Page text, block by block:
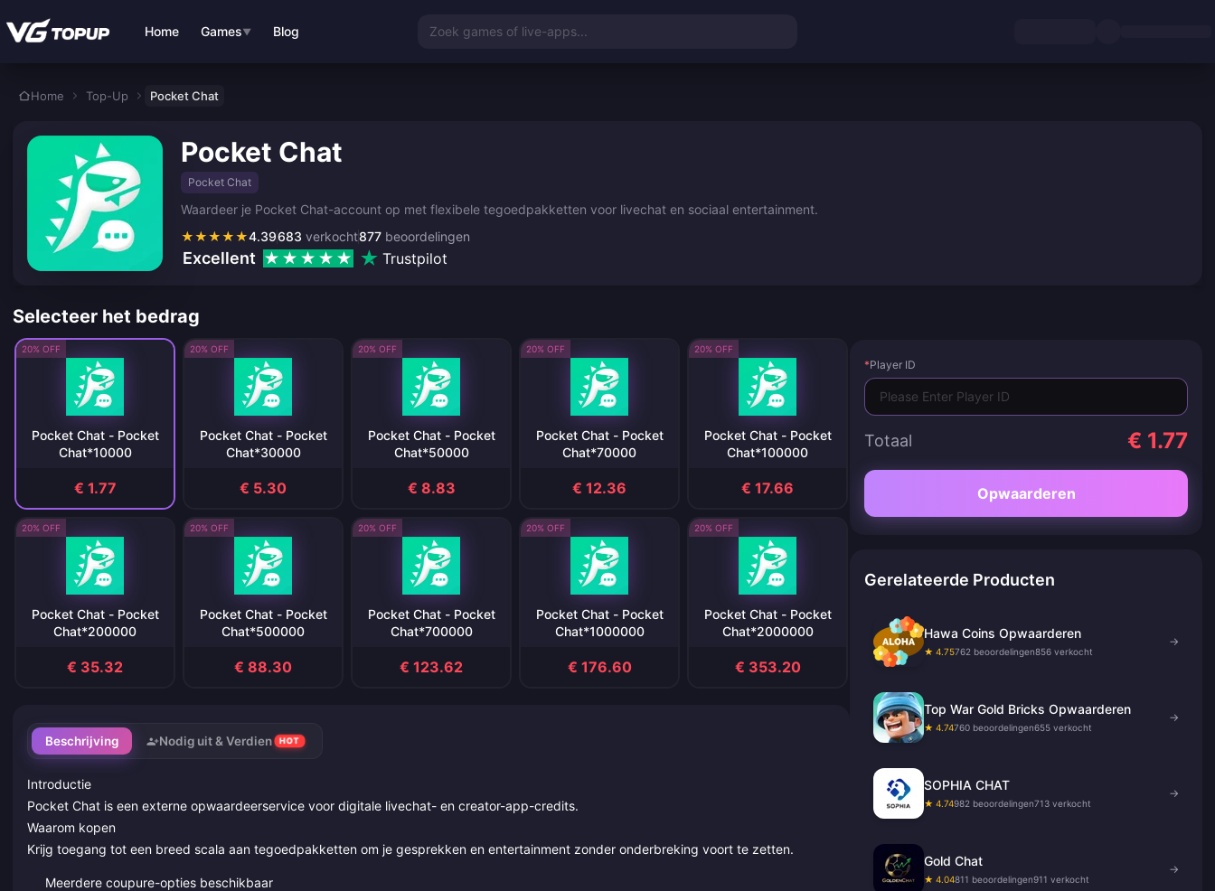
Home Games▼ Blog Zoek games of live-apps...
Home Top-Up Pocket Chat
Pocket Chat
Pocket Chat
Waardeer je Pocket Chat-account op met flexibele tegoedpakketten voor livechat en sociaal entertainment.
★★★★★4.39 877 beoordelingen
683 verkocht
Excellent Trustpilot
Selecteer het bedrag
20% OFF
Pocket Chat - Pocket
Chat*10000
€ 1.77
20% OFF
Pocket Chat - Pocket
Chat*30000
€ 5.30
20% OFF
Pocket Chat - Pocket
Chat*50000
€ 8.83
20% OFF
Pocket Chat - Pocket
Chat*70000
€ 12.36
20% OFF
Pocket Chat - Pocket
Chat*100000
€ 17.66
20% OFF
Pocket Chat - Pocket
Chat*200000
€ 35.32
20% OFF
Pocket Chat - Pocket
Chat*500000
€ 88.30
20% OFF
Pocket Chat - Pocket
Chat*700000
€ 123.62
20% OFF
Pocket Chat - Pocket
Chat*1000000
€ 176.60
20% OFF
Pocket Chat - Pocket
Chat*2000000
€ 353.20
Beschrijving Nodig uit & Verdien HOT
Introductie
Pocket Chat is een externe opwaardeerservice voor digitale livechat- en creator-app-credits.
Waarom kopen
Krijg toegang tot een breed scala aan tegoedpakketten om je gesprekken en entertainment zonder onderbreking voort te zetten.
Meerdere coupure-opties beschikbaar
*Player ID
Totaal € 1.77
Opwaarderen
Gerelateerde Producten
Hawa Coins Opwaarderen
★ 4.75762 beoordelingen856 verkocht
→
Top War Gold Bricks Opwaarderen
★ 4.74760 beoordelingen655 verkocht
→
SOPHIA CHAT
★ 4.74982 beoordelingen713 verkocht
→
Gold Chat
★ 4.04811 beoordelingen911 verkocht
→